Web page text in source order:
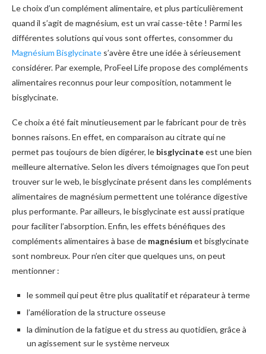
Le choix d’un complément alimentaire, et plus particulièrement
quand il s’agit de magnésium, est un vrai casse-tête ! Parmi les
différentes solutions qui vous sont offertes, consommer du
Magnésium Bisglycinate s’avère être une idée à sérieusement
considérer. Par exemple, ProFeel Life propose des compléments
alimentaires reconnus pour leur composition, notamment le
bisglycinate.
Ce choix a été fait minutieusement par le fabricant pour de très
bonnes raisons. En effet, en comparaison au citrate qui ne
permet pas toujours de bien digérer, le bisglycinateest une bien
meilleure alternative. Selon les divers témoignages que l’on peut
trouver sur le web, le bisglycinate présent dans les compléments
alimentaires de magnésium permettent une tolérance digestive
plus performante. Par ailleurs, le bisglycinate est aussi pratique
pour faciliter l’absorption. Enfin, les effets bénéfiques des
compléments alimentaires à base de magnésiumet bisglycinate
sont nombreux. Pour n’en citer que quelques uns, on peut
mentionner :
le sommeil qui peut être plus qualitatif et réparateur à terme
l’amélioration de la structure osseuse
la diminution de la fatigue et du stress au quotidien, grâce à
un agissement sur le système nerveux